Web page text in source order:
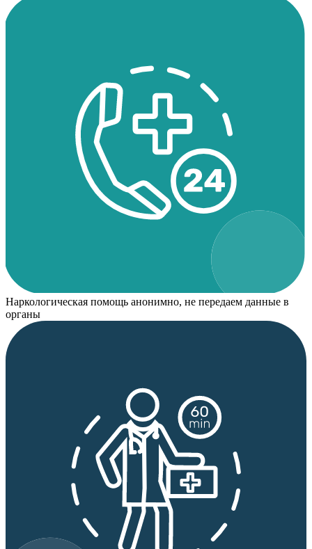
Наркологическая помощь анонимно, не передаем данные в
органы